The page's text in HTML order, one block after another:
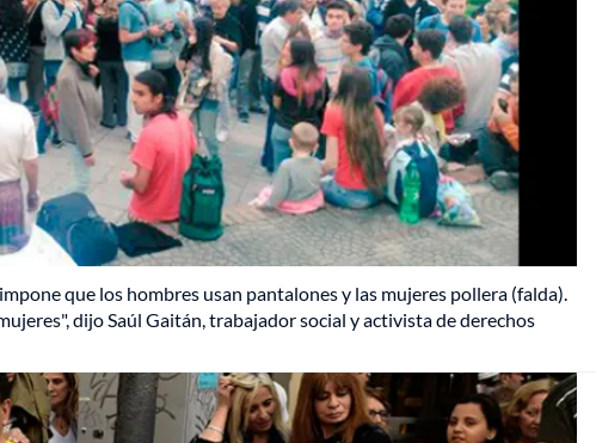
que los hombres usan pantalones y las mujeres pollera (falda).
dijo Saúl Gaitán, trabajador social y activista de derechos